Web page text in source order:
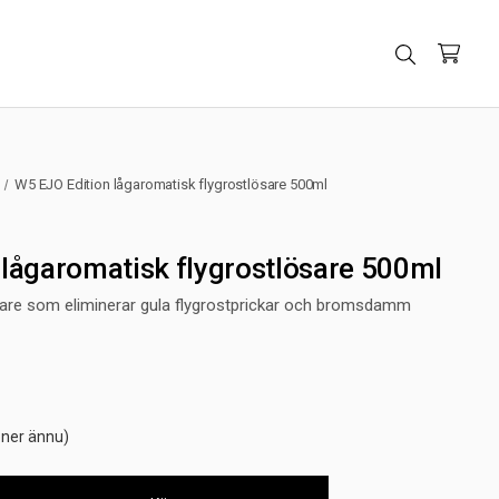
W5 EJO Edition lågaromatisk flygrostlösare 500ml
lågaromatisk flygrostlösare 500ml
som eliminerar gula flygrostprickar och bromsdamm
ännu)